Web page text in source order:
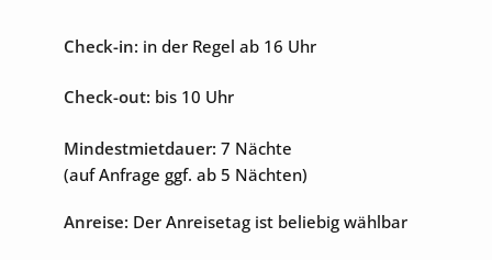
Check-in: in der Regel ab 16 Uhr
Check-out: bis 10 Uhr
Mindestmietdauer: 7 Nächte
(auf Anfrage ggf. ab 5 Nächten)
Anreise: Der Anreisetag ist beliebig wählbar